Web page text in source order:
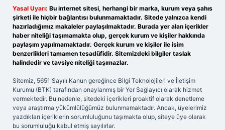
Yasal Uyarı: Bu internet sitesi, herhangi bir marka, kurum veya şahıs
şirketi ile hiçbir bağlantısı bulunmamaktadır. Sitede yalnızca kendi
hazırladığımız makaleler paylaşılmaktadır. Burada yer alan içerikler
haber niteliği taşımamakta olup, gerçek kurum ve kişiler hakkında
paylaşım yapılmamaktadır. Gerçek kurum ve kişiler ile isim
benzerlikleri tamamen tesadüfidir. Sitemizdeki bilgiler taslak
halindedir ve tavsiye niteliği taşımazlar.
Sitemiz, 5651 Sayılı Kanun gereğince Bilgi Teknolojileri ve İletişim
Kurumu (BTK) tarafından onaylanmış bir Yer Sağlayıcı olarak hizmet
vermektedir. Bu nedenle, sitedeki içerikleri proaktif olarak denetleme
veya araştırma yükümlülüğümüz bulunmamaktadır. Ancak, üyelerimiz
yazdıkları içeriklerin sorumluluğunu taşımakta olup, siteye üye olarak
bu sorumluluğu kabul etmiş sayılırlar.